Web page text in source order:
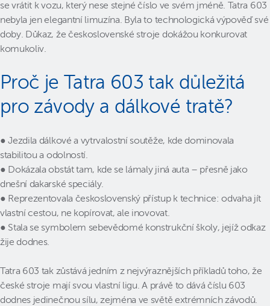
se vrátit k vozu, který nese stejné číslo ve svém jméně. Tatra 603
nebyla jen elegantní limuzína. Byla to technologická výpověď své
doby. Důkaz, že československé stroje dokážou konkurovat
komukoliv.
Proč je Tatra 603 tak důležitá
pro závody a dálkové tratě?
● Jezdila dálkové a vytrvalostní soutěže, kde dominovala
stabilitou a odolností.
● Dokázala obstát tam, kde se lámaly jiná auta – přesně jako
dnešní dakarské speciály.
● Reprezentovala československý přístup k technice: odvaha jít
vlastní cestou, ne kopírovat, ale inovovat.
● Stala se symbolem sebevědomé konstrukční školy, jejíž odkaz
žije dodnes.
Tatra 603 tak zůstává jedním z nejvýraznějších příkladů toho, že
české stroje mají svou vlastní ligu. A právě to dává číslu 603
dodnes jedinečnou sílu, zejména ve světě extrémních závodů.